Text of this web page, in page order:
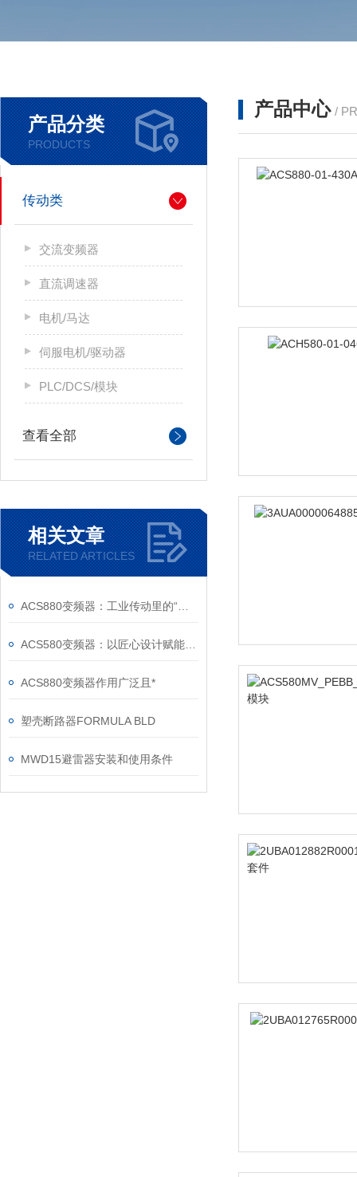
产品分类
PRODUCTS
传动类
交流变频器
直流调速器
电机/马达
伺服电机/驱动器
PLC/DCS/模块
查看全部
相关文章
RELATED ARTICLES
ACS880变频器作用广泛且*
塑壳断路器FORMULA BLD
MWD15避雷器安装和使用条件
产品中心 /